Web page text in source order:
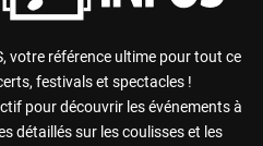
votre référence ultime pour tout ce
festivals et spectacles !
pour découvrir les événements à
détaillés sur les coulisses et les